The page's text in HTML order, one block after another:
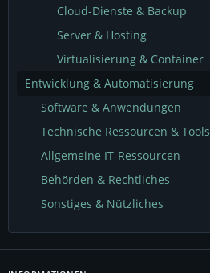
Cloud-Dienste & Backup
Server & Hosting
Virtualisierung & Container
Entwicklung & Automatisierung
Software & Anwendungen
Technische Ressourcen & Tools
Allgemeine IT-Ressourcen
Behörden & Rechtliches
Sonstiges & Nützliches